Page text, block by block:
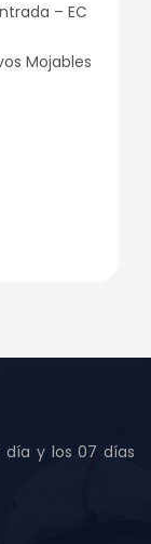
– EC
Mojables
día y los 07 días